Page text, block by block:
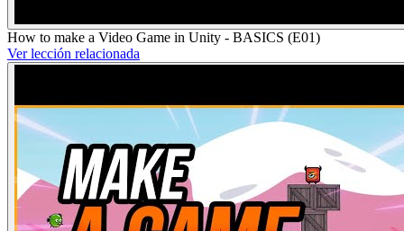
How to make a Video Game in Unity - BASICS (E01)
Ver lección relacionada